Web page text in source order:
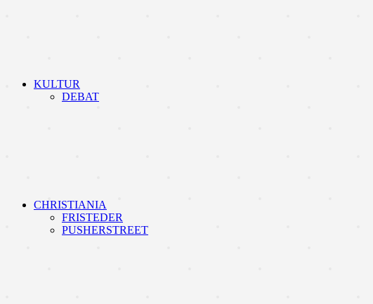
KULTUR
DEBAT
CHRISTIANIA
FRISTEDER
PUSHERSTREET